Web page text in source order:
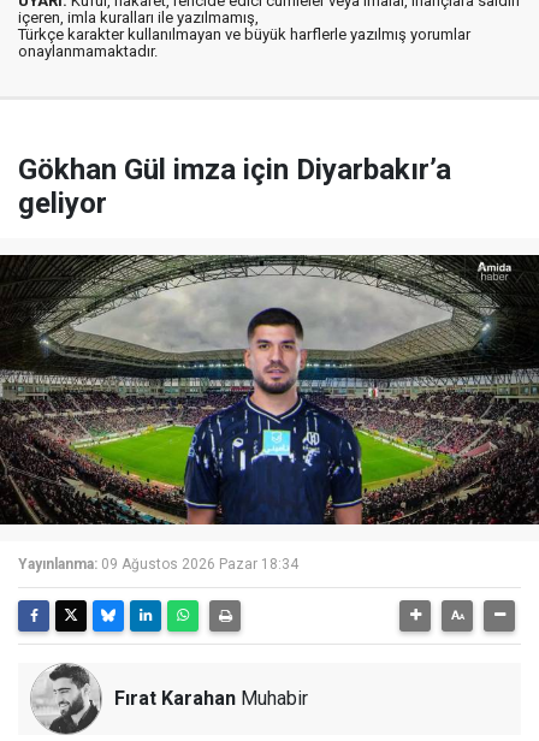
içeren, imla kuralları ile yazılmamış,
Türkçe karakter kullanılmayan ve büyük harflerle yazılmış yorumlar
onaylanmamaktadır.
Gökhan Gül imza için Diyarbakır’a
geliyor
Yayınlanma: 09 Ağustos 2026 Pazar 18:34
Fırat Karahan Muhabir